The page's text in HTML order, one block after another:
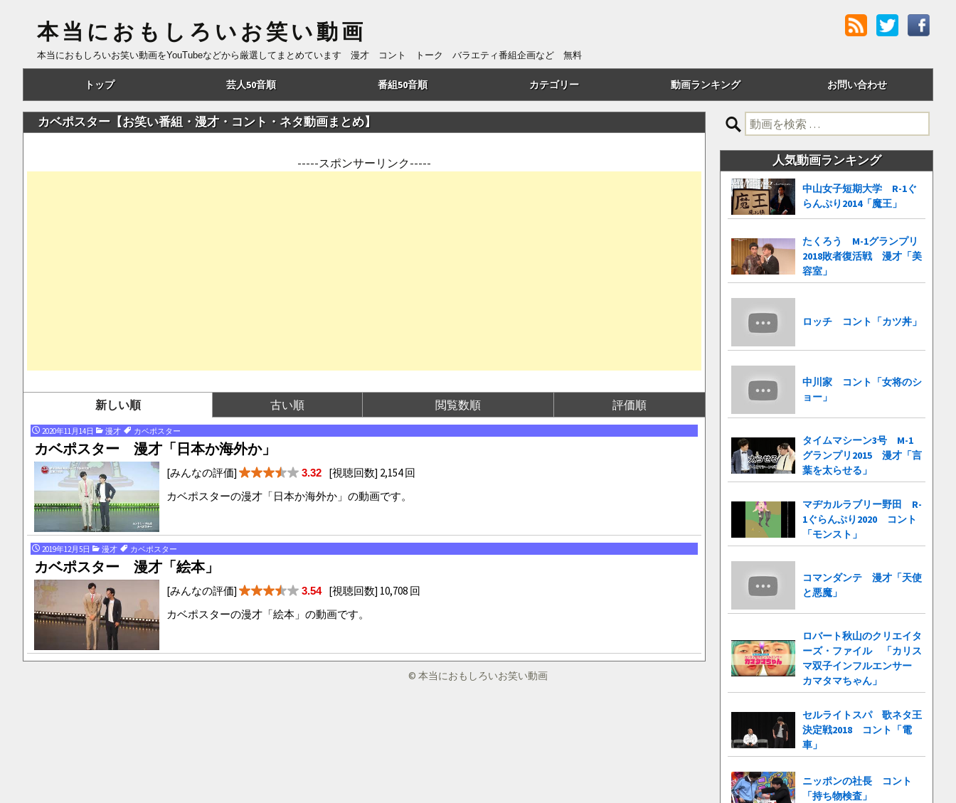
本当におもしろいお笑い動画
本当におもしろいお笑い動画をYouTubeなどから厳選してまとめています 漫才 コント トーク バラエティ番組企画など 無料
テ
ン
トップ 芸人50音順
あ行
番組50音順
あ行
カテゴリー
トーク
動画ランキング
評価順
24時間アクセス
お問い合わせ
カベポスター【お笑い番組・漫才・コント・ネタ動画まとめ】
-----スポンサーリンク-----
新しい順 古い順 閲覧数順 評価順
2020年11月14日 漫才 カベポスター
カベポスター 漫才「日本か海外か」
[みんなの評価] 3.32
[視聴回数] 2,154 回
カベポスターの漫才「日本か海外か」の動画です。
2019年12月5日 漫才 カベポスター
カベポスター 漫才「絵本」
[みんなの評価] 3.54
[視聴回数] 10,708 回
カベポスターの漫才「絵本」の動画です。
検
索:
人気動画ランキング
中山女子短期大学 R-1ぐ
らんぷり2014「魔王」
たくろう M-1グランプリ
2018敗者復活戦 漫才「美
容室」
ロッチ コント「カツ丼」
中川家 コント「女将のシ
ョー」
タイムマシーン3号 M-1
グランプリ2015 漫才「言
葉を太らせる」
マヂカルラブリー野田 R-
1ぐらんぷり2020 コント
「モンスト」
コマンダンテ 漫才「天使
と悪魔」
ロバート秋山のクリエイタ
ーズ・ファイル 「カリス
マ双子インフルエンサー
カマタマちゃん」
セルライトスパ 歌ネタ王
決定戦2018 コント「電
車」
ニッポンの社長 コント
「持ち物検査」
© 本当におもしろいお笑い動画